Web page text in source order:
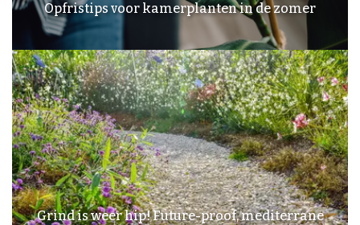
Opfristips voor kamerplanten in de zomer
Grind is weer hip! Future-proof, mediterrane